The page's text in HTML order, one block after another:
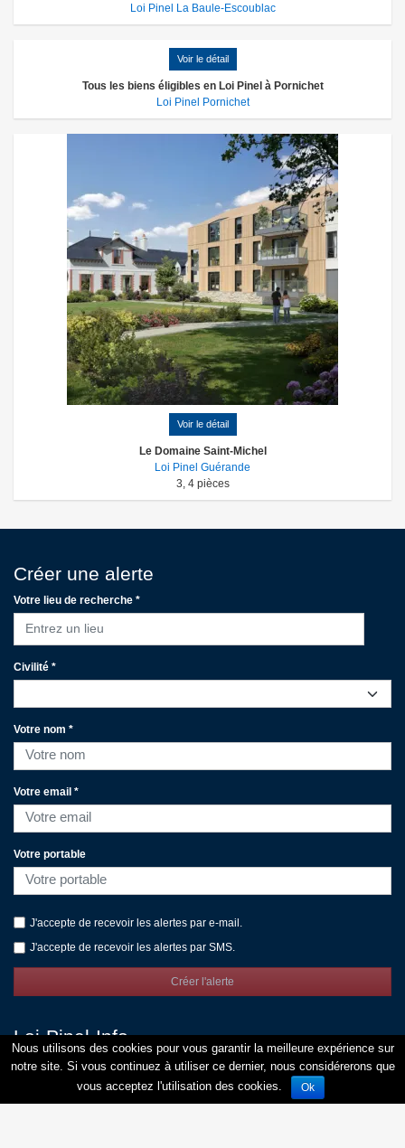
Loi Pinel La Baule-Escoublac
Voir le détail
Tous les biens éligibles en Loi Pinel à Pornichet
Loi Pinel Pornichet
Voir le détail
Le Domaine Saint-Michel
Loi Pinel Guérande
3 4 pièces
Créer une alerte
Votre lieu de recherche *
Entrez un lieu
Civilité *
Votre nom *
Votre email *
Votre portable
J'accepte de recevoir les alertes par e-mail.
J'accepte de recevoir les alertes par SMS.
Créer l'alerte
Loi-Pinel-Info
Publier vos programmes
Mentions légales
Respect de la vie privée
Nous utilisons des cookies pour vous garantir la meilleure expérience sur
notre site. Si vous continuez à utiliser ce dernier, nous considérerons que
vous acceptez l'utilisation des cookies.
Ok